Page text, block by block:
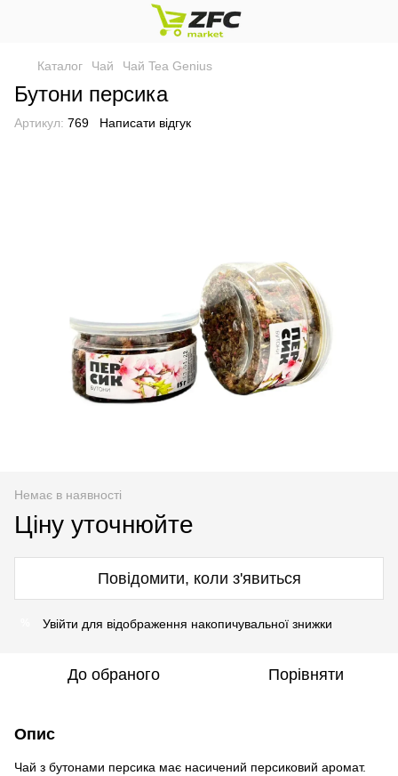
Каталог Чай Чай Tea Genius
Бутони персика
Артикул: 769 Написати відгук
Немає в наявності
Ціну уточнюйте
Повідомити, коли з'явиться
Увійти для відображення накопичувальної знижки
До обраного Порівняти
Опис
Чай з бутонами персика має насичений персиковий аромат.